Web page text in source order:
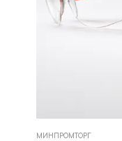
МИНПРОМТОРГ